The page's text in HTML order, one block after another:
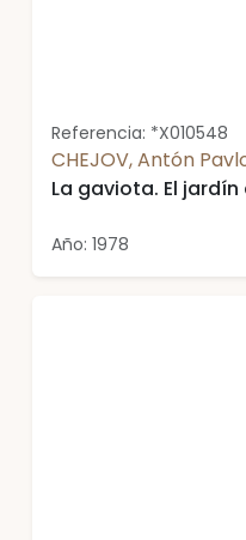
Referencia: *X010548
CHEJOV, Antón
La gaviota. El
Año: 1978